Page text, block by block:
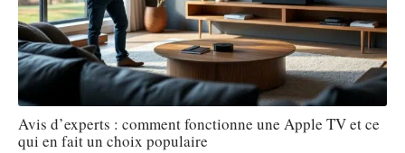
Avis d’experts : comment fonctionne une Apple TV et ce
qui en fait un choix populaire